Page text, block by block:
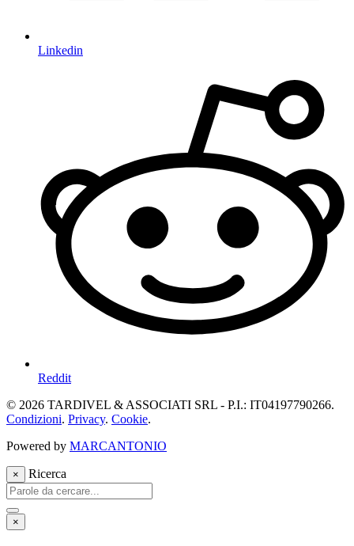
Linkedin
Reddit
© 2026 TARDIVEL & ASSOCIATI SRL - P.I.: IT04197790266.
Condizioni. Privacy. Cookie.
Powered by MARCANTONIO
× Ricerca
×